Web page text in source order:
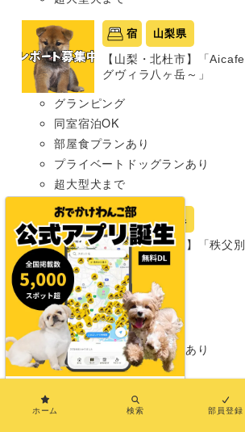
宿 山梨県
【山梨・北杜市】「
グヴィラ八ヶ岳～」
グランピング
同室宿泊OK
部屋食プランあり
プライベートドッグランあり
超大型犬まで
宿 埼玉県
【埼玉・秩父市】「秩父
komura-」
グランピング
同室宿泊OK
部屋食プランあり
プライベートドッグランあり
わんこメニューあり
ホーム 検索 部員登録